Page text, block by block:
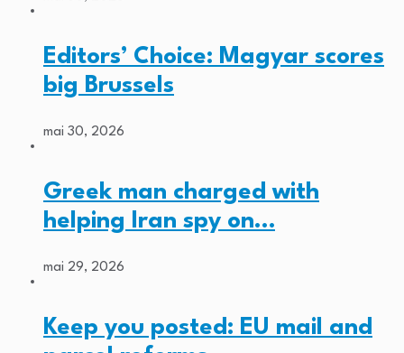
Editors’ Choice: Magyar scores
big Brussels
mai 30, 2026
Greek man charged with
helping Iran spy on…
mai 29, 2026
Keep you posted: EU mail and